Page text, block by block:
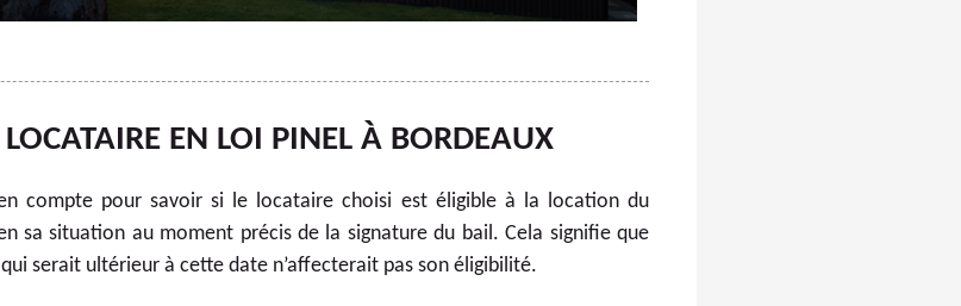
LOCATAIRE EN LOI PINEL À BORDEAUX
compte pour savoir si le locataire choisi est éligible à la location du
sa situation au moment précis de la signature du bail. Cela signifie que
serait ultérieur à cette date n’affecterait pas son éligibilité.